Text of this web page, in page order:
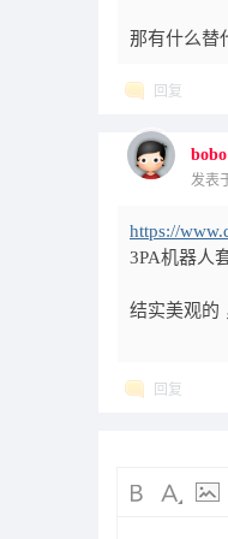
那有什么替
回复
bobo
发表
https://
3PA机器人
结实美观的
回复